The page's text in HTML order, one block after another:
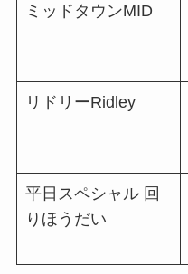
ミッドタウンMID
リドリーRidley
平日スペシャル 回
りほうだい